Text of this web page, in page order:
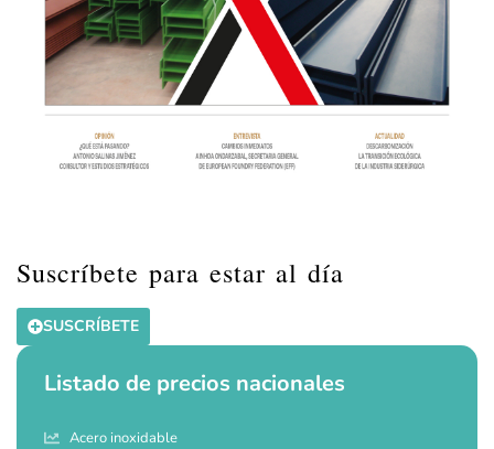
Suscríbete para estar al día
SUSCRÍBETE
Listado de precios nacionales
Acero inoxidable